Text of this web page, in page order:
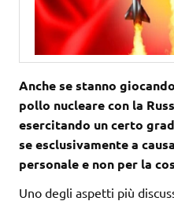
Anche se stanno
pollo nucleare con la
esercitando un certo
se esclusivamente a
personale e non per la
Uno degli aspetti più